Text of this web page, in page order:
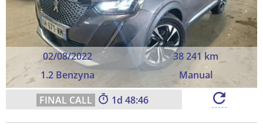
02/08/2022
38 241 km
1.2 Benzyna
Manual
1 48:45